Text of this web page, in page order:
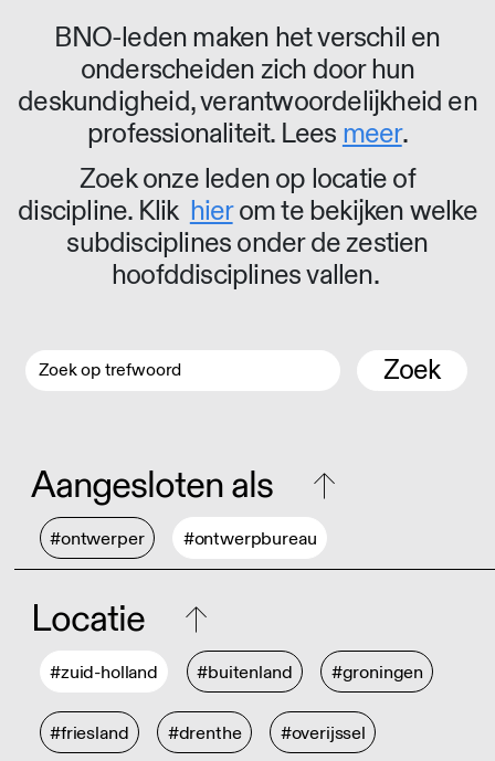
BNO-leden maken het verschil en
onderscheiden zich door hun
deskundigheid, verantwoordelijkheid en
professionaliteit. Lees meer.
Zoek onze leden op locatie of
discipline. Klik hierom te bekijken welke
subdisciplines onder de zestien
hoofddisciplines vallen.
Zoek
Aangesloten als
#ontwerper #ontwerpbureau
Locatie
#zuid-holland #buitenland #groningen
#friesland #drenthe #overijssel